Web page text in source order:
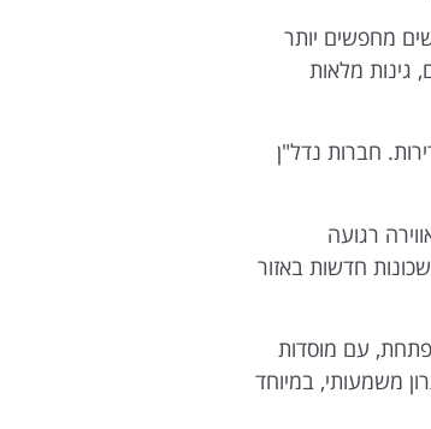
מחפשים יותר
גינות מלאות
חברות נדל"ן
רגועה
חדשות באזור
עם מוסדות
משמעותי, במיוחד